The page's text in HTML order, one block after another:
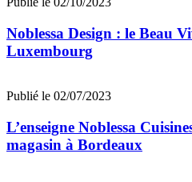
Noblessa Design : le Beau
Luxembourg
Publié le 02/07/2023
L’enseigne Noblessa
magasin à Bordeaux